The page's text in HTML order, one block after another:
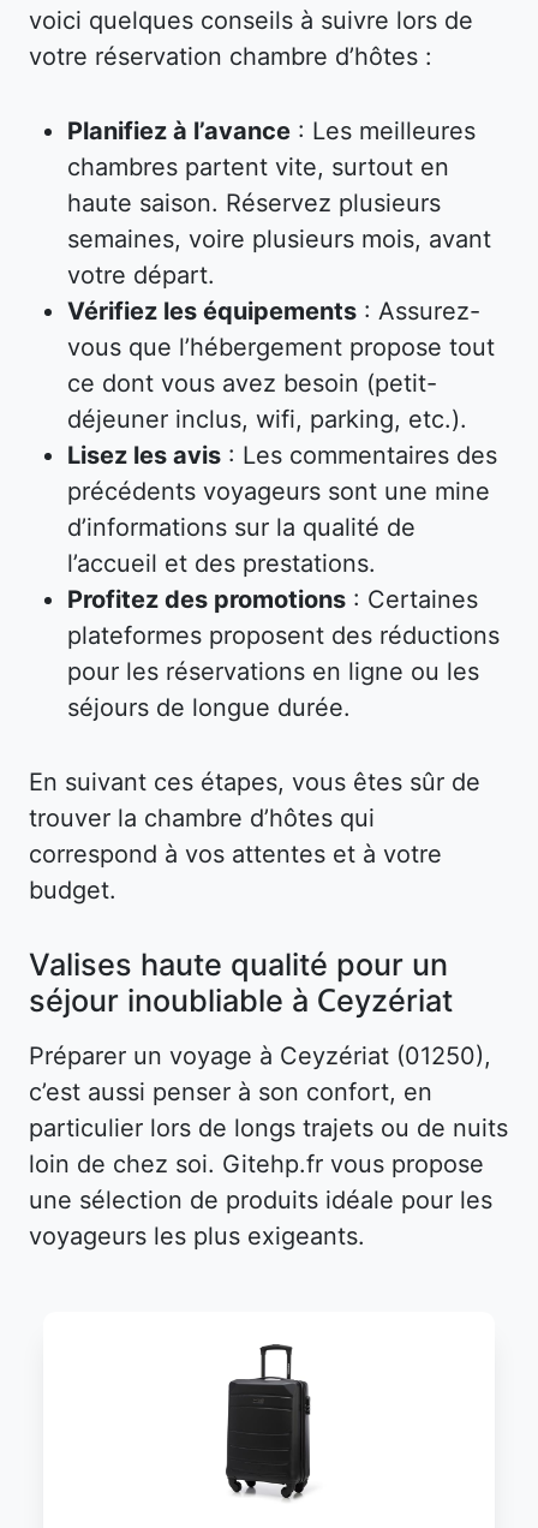
voici quelques conseils à suivre lors de
votre réservation chambre d’hôtes :
Planifiez à l’avance : Les meilleures
chambres partent vite, surtout en
haute saison. Réservez plusieurs
semaines, voire plusieurs mois, avant
votre départ.
Vérifiez les équipements : Assurez-
vous que l’hébergement propose tout
ce dont vous avez besoin (petit-
déjeuner inclus, wifi, parking, etc.).
Lisez les avis : Les commentaires des
précédents voyageurs sont une mine
d’informations sur la qualité de
l’accueil et des prestations.
Profitez des promotions : Certaines
plateformes proposent des réductions
pour les réservations en ligne ou les
séjours de longue durée.
En suivant ces étapes, vous êtes sûr de
trouver la chambre d’hôtes qui
correspond à vos attentes et à votre
budget.
Valises haute qualité pour un
séjour inoubliable à Ceyzériat
Préparer un voyage à Ceyzériat (01250),
c’est aussi penser à son confort, en
particulier lors de longs trajets ou de nuits
loin de chez soi. Gitehp.fr vous propose
une sélection de produits idéale pour les
voyageurs les plus exigeants.